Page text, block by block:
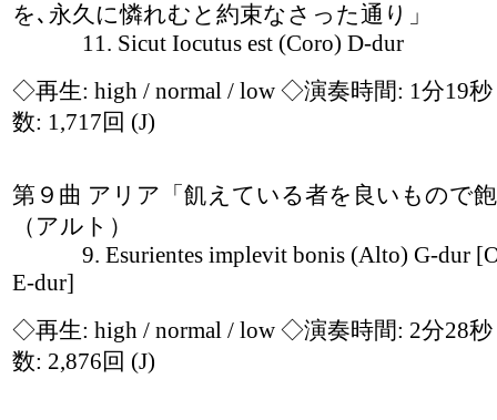
を､永久に憐れむと約束なさった通り」
11. Sicut Iocutus est (Coro) D-dur
◇再生: high / normal / low ◇演奏時間: 1分19
数: 1,717回 (J)
第９曲 アリア「飢えている者を良いもので
（アルト）
9. Esurientes implevit bonis (Alto) G-dur
E-dur]
◇再生: high / normal / low ◇演奏時間: 2分28
数: 2,876回 (J)